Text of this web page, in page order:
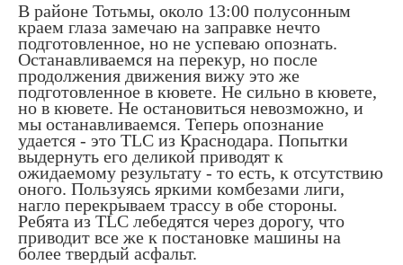
В районе Тотьмы, около 13:00 полусонным
краем глаза замечаю на заправке нечто
подготовленное, но не успеваю опознать.
Останавливаемся на перекур, но после
продолжения движения вижу это же
подготовленное в кювете. Не сильно в кювете,
но в кювете. Не остановиться невозможно, и
мы останавливаемся. Теперь опознание
удается - это TLC из Краснодара. Попытки
выдернуть его деликой приводят к
ожидаемому результату - то есть, к отсутствию
оного. Пользуясь яркими комбезами лиги,
нагло перекрываем трассу в обе стороны.
Ребята из TLC лебедятся через дорогу, что
приводит все же к постановке машины на
более твердый асфальт.